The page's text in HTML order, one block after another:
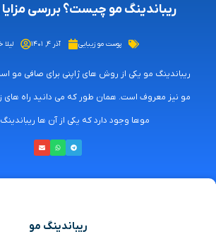
ریباندینگ مو چیست؟ بررسی
پوست مو زیبایی آذر ۴, ۱۴۰۱
ریباندینگ مو یکی از روش های ژاپنی برای صافی مو
مو نیز معروف است. همان طور که می دانید راه های
موها وجود دارد که یکی از آن ها
ریباندینگ مو